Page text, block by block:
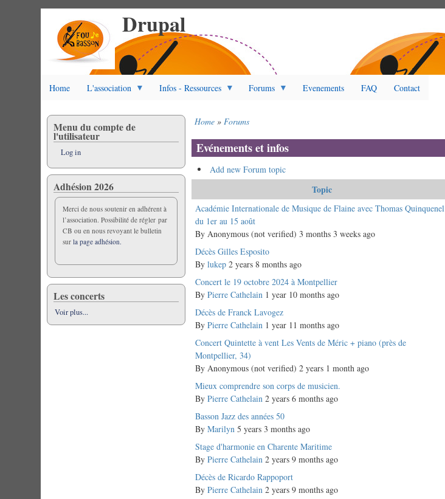
Drupal
Home L'association Infos - Ressources Forums Evenements FAQ Contact
Home Forums
Evénements et infos
Add new Forum topic
Topic
Normal
topic
Académie Internationale de Musique de Flaine avec Thomas Quinquenel
du 1er au 15 août
ByAnonymous (not verified) 3 months 3 weeks ago
Normal
topic
Décès Gilles Esposito
Bylukep 2 years 8 months ago
Normal
topic
Concert le 19 octobre 2024 à Montpellier
ByPierre Cathelain 1 year 10 months ago
Normal
topic
Décès de Franck Lavogez
ByPierre Cathelain 1 year 11 months ago
Normal
topic
Concert Quintette à vent Les Vents de Méric + piano (près de
Montpellier, 34)
ByAnonymous (not verified) 2 years 1 month ago
Normal
topic
Mieux comprendre son corps de musicien.
ByPierre Cathelain 2 years 6 months ago
Normal
topic
Basson Jazz des années 50
ByMarilyn 5 years 3 months ago
Normal
topic
Stage d'harmonie en Charente Maritime
ByPierre Cathelain 2 years 9 months ago
Normal
topic
Décès de Ricardo Rappoport
ByPierre Cathelain 2 years 9 months ago
Menu du compte de
l'utilisateur
Log in
Adhésion 2026
Merci de nous soutenir en adhérent à
l’association. Possibilité de régler par
CB ou en nous revoyant le bulletin
surla page adhésion.
Les concerts
Voir plus...